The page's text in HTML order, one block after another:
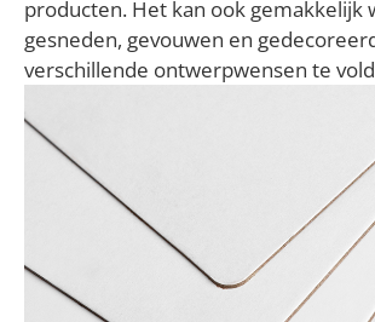
producten. Het kan ook gemakkelijk
gesneden, gevouwen en
verschillende ontwerpwensen te